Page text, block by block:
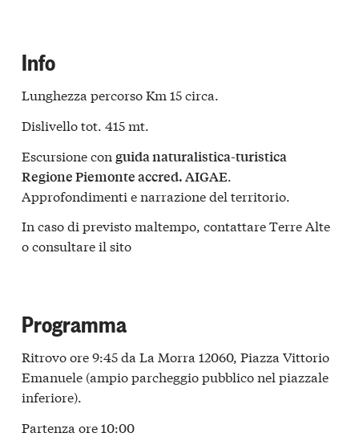
Info
Lunghezza percorso Km 15 circa.
Dislivello tot. 415 mt.
Escursione con guida naturalistica-turistica
Regione Piemonte accred. AIGAE.
Approfondimenti e narrazione del territorio.
In caso di previsto maltempo, contattare Terre Alte
o consultare il sito
Programma
Ritrovo ore 9:45 da La Morra 12060, Piazza Vittorio
Emanuele (ampio parcheggio pubblico nel piazzale
inferiore).
Partenza ore 10:00